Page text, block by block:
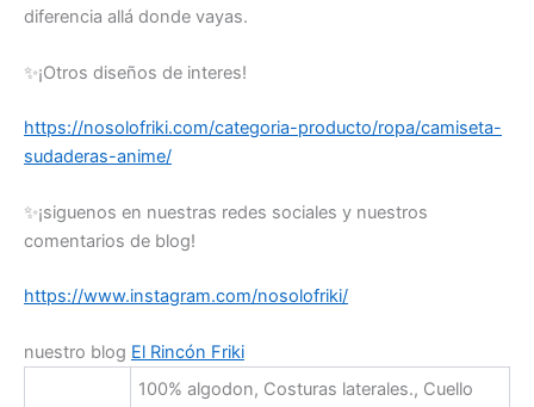
diferencia allá donde vayas.
✨¡Otros diseños de interes!
https://nosolofriki.com/categoria-producto/ropa/camiseta-
sudaderas-anime/
✨¡siguenos en nuestras redes sociales y nuestros
comentarios de blog!
https://www.instagram.com/nosolofriki/
nuestro blog El Rincón Friki
100% algodon, Costuras laterales., Cuello